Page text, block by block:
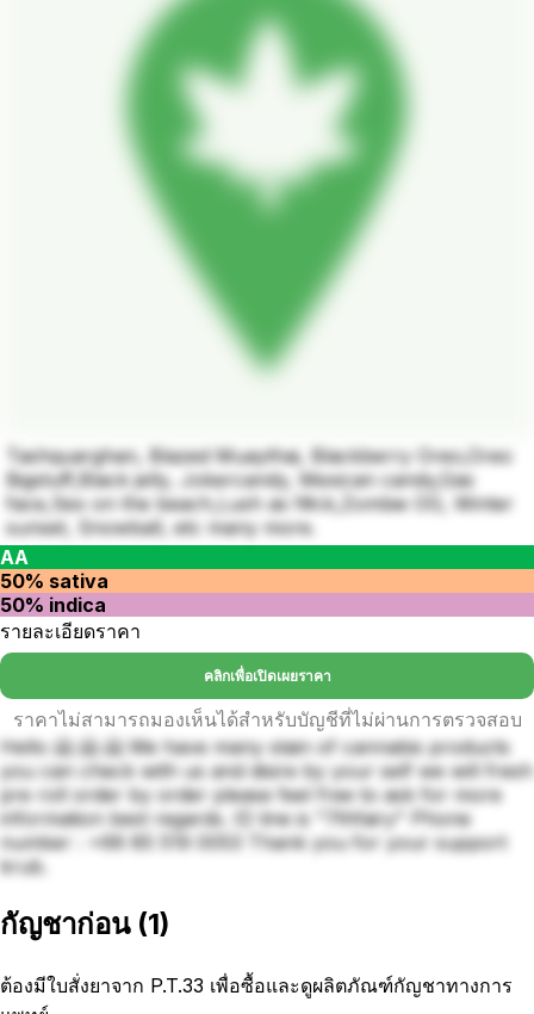
Tashquarghan, Blazed Muaythai, Blackberry Oreo,Oreo
Bigstuff,Black jelly, Jokercandy, Mexican candy,Gas
face,Sex on the beach,Lush as f#ck,Zombie OG, Winter
sunset, Snowball, etc many more.
AA
50% sativa
50% indica
รายละเอียดราคา
คลิกเพื่อเปิดเผยราคา
ราคาไม่สามารถมองเห็นได้สำหรับบัญชีที่ไม่ผ่านการตรวจสอบ
Hello 🤗 🤗 🤗 We have many stain of cannabis products
you can check with us and disire by your self we will fresh
pre roll order by order please feel free to ask for more
information best regards. ID line is "7thfairy" Phone
number : +66 85 519 0053 Thank you for your support
krub.
กัญชาก่อน (1)
ต้องมีใบสั่งยาจาก P.T.33 เพื่อซื้อและดูผลิตภัณฑ์กัญชาทางการ